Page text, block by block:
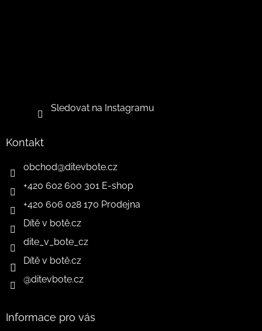
Sledovat na Instagramu
Kontakt
obchod@ditevbote.cz
+420 602 600 301 E-shop
+420 606 028 170 Prodejna
Dítě v botě.cz
dite_v_bote_cz
Dítě v botě.cz
@ditevbote.cz
Informace pro vás